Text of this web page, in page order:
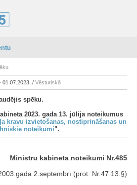
01.07.2023. / Vēsturiskā
spēku.
2023. gada 13. jūlija noteikumus
kravu izvietošanas, nostiprināšanas un
noteikumi".
Ministru kabineta noteikumi Nr.485
2.septembrī (prot. Nr.47 13.§)